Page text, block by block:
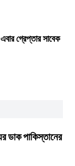
এবার গ্রেপ্তার সাবেক
ডাক পাকিস্তানের